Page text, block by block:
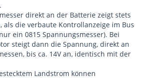
direkt an der Batterie zeigt stets
als die verbaute Kontrollanzeige im Bus
ein 0815 Spannungsmesser). Bei
steigt dann die Spannung, direkt an
bis ca. 14V an, identisch mit der
Landstrom können